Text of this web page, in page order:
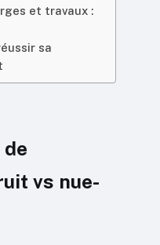
et travaux :
sa
vs nue-